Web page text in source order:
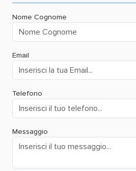
Nome Cognome
Email
Telefono
Messaggio